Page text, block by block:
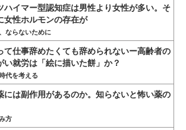
ハイマー型認知症は男性より女性が多い。そ
女性ホルモンの存在が
ならないために
て仕事辞めたくても辞められないー高齢者の
い就労は「絵に描いた餅」か？
代を考える
には副作用があるのか。知らないと怖い薬の
方